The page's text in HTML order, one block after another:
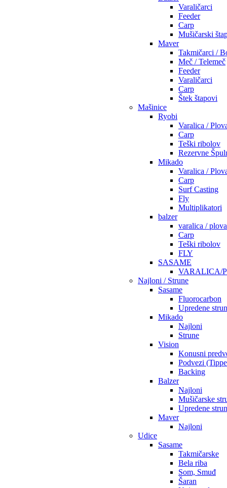
Varaličarci
Feeder
Carp
Mušičarski
Maver
Takmičarci /
Meč / Telemeč
Feeder
Varaličarci
Carp
Štek štapovi
Mašinice
Ryobi
Varalica /
Carp
Teški ribolov
Rezervne
Mikado
Varalica /
Carp
Surf Casting
Fly
Multiplikatori
balzer
varalica /
Carp
Teški ribolov
FLY
SASAME
VARALICA/
Najloni / Strune
Sasame
Fluorocarbon
Upredene
Mikado
Najloni
Strune
Vision
Konusni
Podvezi
Backing
Balzer
Najloni
Mušičarske
Upredene
Maver
Najloni
Udice
Sasame
Takmičarske
Bela riba
Som, Smuđ
Šaran